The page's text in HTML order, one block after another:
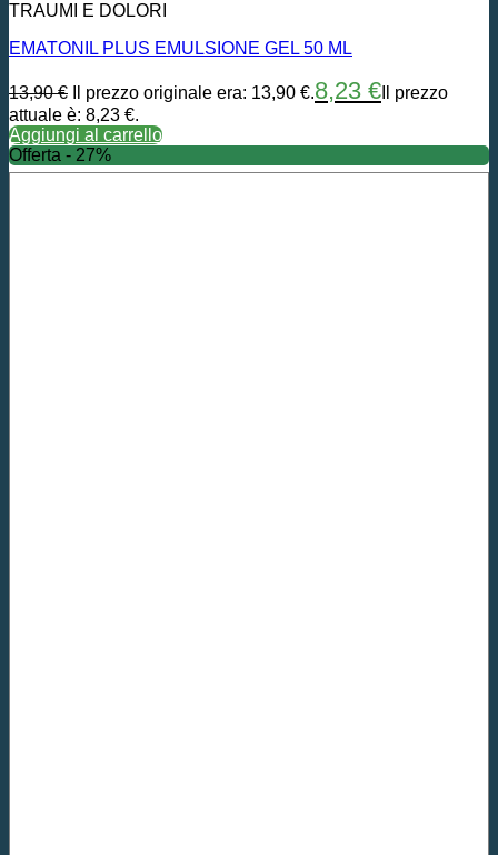
TRAUMI E DOLORI
EMATONIL PLUS EMULSIONE GEL 50 ML
13,90€ Il prezzo originale era: 13,90 €.8,23 € Il prezzo
attuale è: 8,23 €.
Aggiungi al carrello
Offerta - 27%